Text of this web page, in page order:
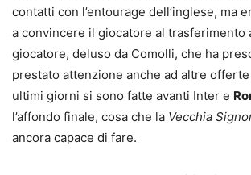
contatti con l’entourage dell’inglese, ma
a convincere il giocatore al trasferimento
giocatore, deluso da Comolli, che ha
prestato attenzione anche ad altre
ultimi giorni si sono fatte avanti Inter e
l’affondo finale, cosa che la Vecchia
ancora capace di fare.